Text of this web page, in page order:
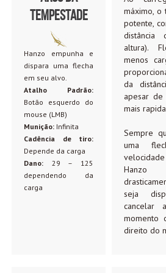
Tempestade
Hanzo empunha e
dispara uma flecha
em seu alvo.
Atalho Padrão:
Botão esquerdo do
mouse (LMB)
Munição: Infinita
Cadência de tiro:
Depende da carga
Dano: 29 – 125
dependendo da
carga
máximo,
potente,
altura).
menos
da
apesar de
mais
Sempre
uma
Hanzo
seja
cancelar
momento
direito do